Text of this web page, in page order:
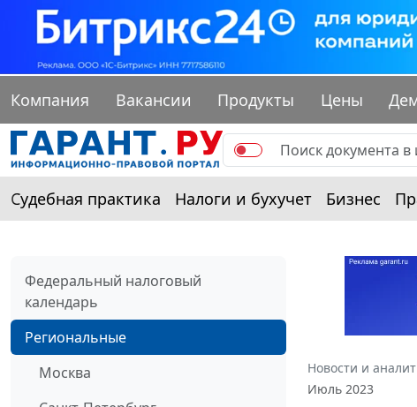
Компания Вакансии Продукты Цены
Судебная практика Налоги и бухучет Бизнес
Федеральный налоговый
календарь
Региональные
Москва
Новости и
Июль 2023